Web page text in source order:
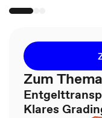
Zum
Klares